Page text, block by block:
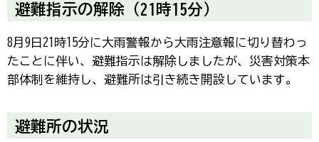
避難指示の解除（21時15分）
8月9日21時15分に大雨警報から大雨注意報に切り替わっ
たことに伴い、避難指示は解除しましたが、災害対策本
部体制を維持し、避難所は引き続き開設しています。
避難所の状況